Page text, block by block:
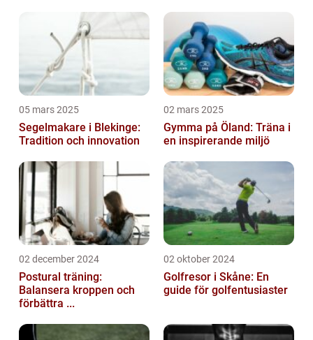
05 mars 2025
Segelmakare i Blekinge:
Tradition och innovation
02 mars 2025
Gymma på Öland: Träna i
en inspirerande miljö
02 december 2024
Postural träning:
Balansera kroppen och
förbättra ...
02 oktober 2024
Golfresor i Skåne: En
guide för golfentusiaster